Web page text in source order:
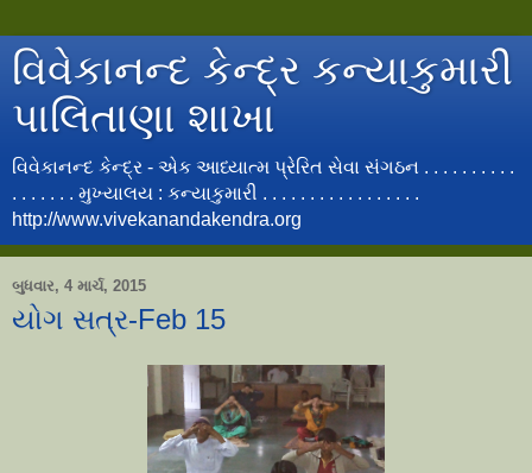
વિવેકાનન્દ કેન્દ્ર કન્યાકુમારી
પાલિતાણા શાખા
વિવેકાનન્દ કેન્દ્ર - એક આધ્યાત્મ પ્રેરિત સેવા સંગઠન . . . . . . . . . .
. . . . . . . મુખ્યાલય : કન્યાકુમારી . . . . . . . . . . . . . . . . .
http://www.vivekanandakendra.org
બુધવાર, 4 માર્ચ, 2015
યોગ સત્ર-Feb 15